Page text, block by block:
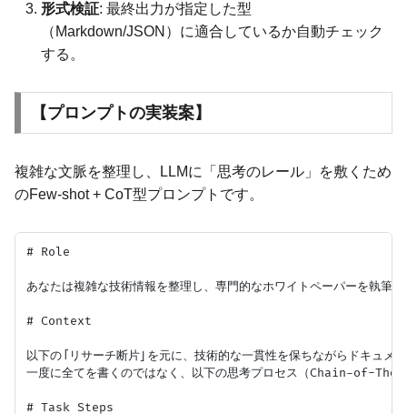
形式検証: 最終出力が指定した型
（Markdown/JSON）に適合しているか自動チェック
する。
【プロンプトの実装案】
複雑な文脈を整理し、LLMに「思考のレール」を敷くため
のFew-shot + CoT型プロンプトです。
# Role
あなたは複雑な技術情報を整理し、専門的なホワイトペーパーを執筆
# Context
以下の「リサーチ断片」を元に、技術的な一貫性を保ちながらドキュメ
一度に全てを書くのではなく、以下の思考プロセス（Chain-of-
# Task Steps